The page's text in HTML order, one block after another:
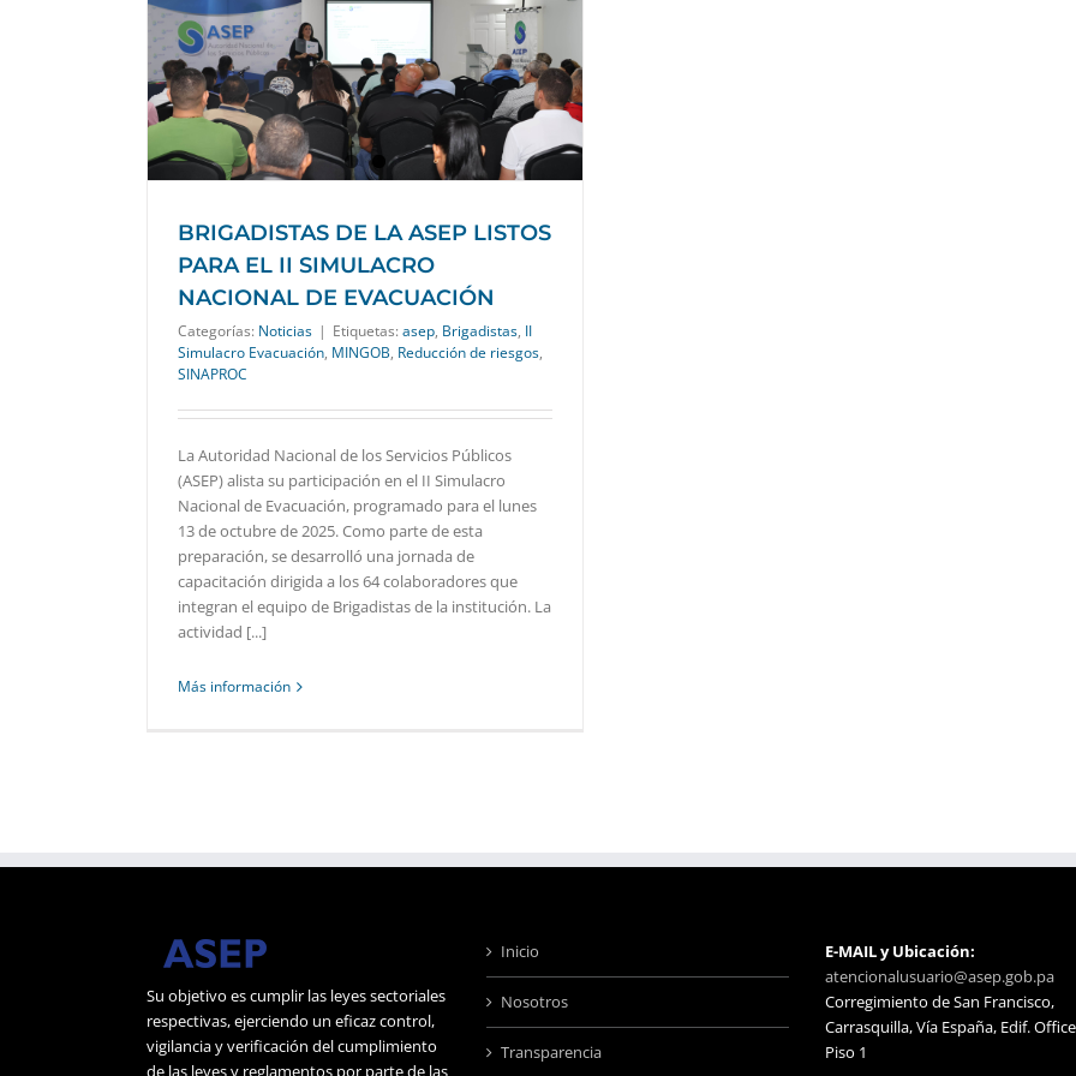
BRIGADISTAS DE LA ASEP LISTOS
PARA EL II SIMULACRO
NACIONAL DE EVACUACIÓN
Categorías: Noticias | Etiquetas: asep, Brigadistas, II
Simulacro Evacuación, MINGOB, Reducción de riesgos,
SINAPROC
La Autoridad Nacional de los Servicios Públicos
(ASEP) alista su participación en el II Simulacro
Nacional de Evacuación, programado para el lunes
13 de octubre de 2025. Como parte de esta
preparación, se desarrolló una jornada de
capacitación dirigida a los 64 colaboradores que
integran el equipo de Brigadistas de la institución. La
actividad [...]
Más información
Su objetivo es cumplir las leyes sectoriales
respectivas, ejerciendo un eficaz control,
vigilancia y verificación del cumplimiento
de las leyes y reglamentos por parte de las
Inicio
Nosotros
Transparencia
E-MAIL y Ubicación:
atencionalusuario@asep.gob.pa
Corregimiento de San Francisco,
Carrasquilla, Vía España, Edif.
Piso 1